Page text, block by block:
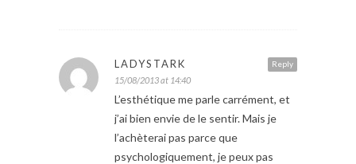
Reply
LADYSTARK
15/08/2013 at 14:40
L’esthétique me parle carrément, et
j’ai bien envie de le sentir. Mais je
l’achèterai pas parce que
psychologiquement, je peux pas